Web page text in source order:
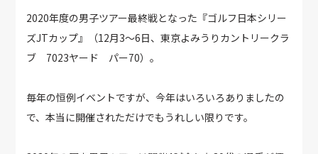
2020年度の男子ツアー最終戦となった『ゴルフ日本シリー
ズJTカップ』（12月3～6日、東京よみうりカントリークラ
ブ 7023ヤード パー70）。
毎年の恒例イベントですが、今年はいろいろありましたの
で、本当に開催されただけでもうれしい限りです。